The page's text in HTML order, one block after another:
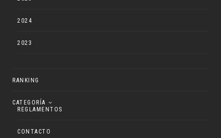
2024
2023
RANKING
CATEGORÍA
REGLAMENTOS
CONTACTO